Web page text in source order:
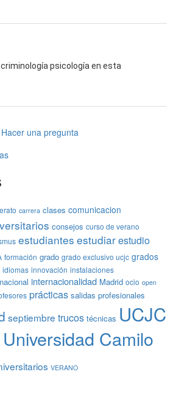
psicología en esta
Hacer una pregunta
carrera clases comunicacion
consejos curso de verano
estudiantes estudiarestudio
formación grado grado exclusivo ucjc grados
idiomas innovación instalaciones
internacionalidad Madrid ocio open
prácticas salidas profesionales
septiembre trucos técnicas UCJC
Universidad Camilo
VERANO